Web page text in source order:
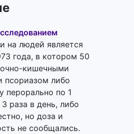
на людей является
года, в котором 50
кишечными
псориазом либо
перорально по 1
раза в день, либо
но доза и
не сообщались.